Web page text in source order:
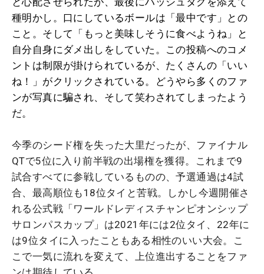
種明かし。口にしているボールは「最中です」との
こと。そして「もっと美味しそうに食べようね」と
自分自身にダメ出しをしていた。この投稿へのコメ
ントは制限が掛けられているが、たくさんの「いい
ね！」がクリックされている。どうやら多くのファ
ンが写真に騙され、そして笑わされてしまったよう
だ。
今季のシード権を失った大里だったが、ファイナル
QTで5位に入り前半戦の出場権を獲得。これまで9
試合すべてに参戦しているものの、予選通過は4試
合、最高順位も18位タイと苦戦。しかし今週開催さ
れる公式戦「ワールドレディスチャンピオンシップ
サロンパスカップ」は2021年には2位タイ、22年に
は9位タイに入ったこともある相性のいい大会。こ
こで一気に流れを変えて、上位進出することをファ